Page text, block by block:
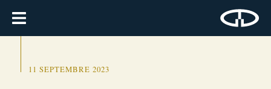
11 SEPTEMBRE 2023